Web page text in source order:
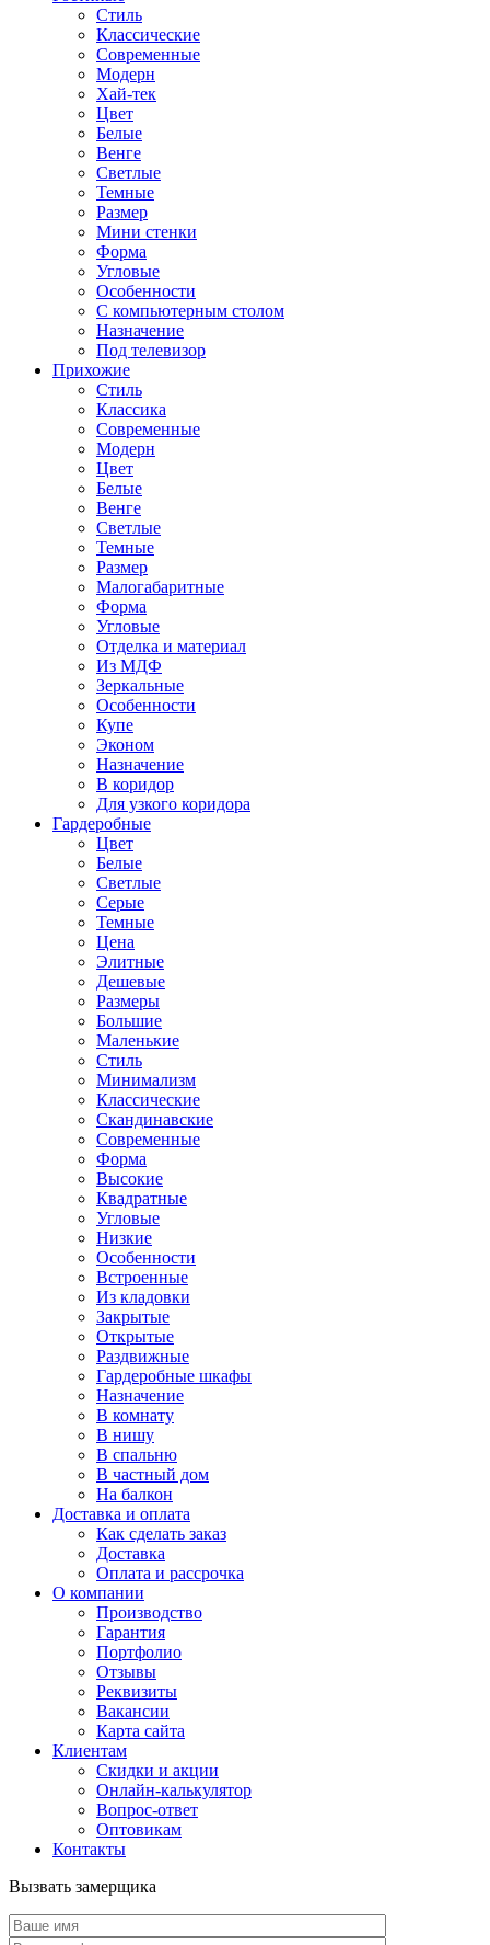
Стиль
Классические
Современные
Модерн
Хай-тек
Цвет
Белые
Венге
Светлые
Темные
Размер
Мини стенки
Форма
Угловые
Особенности
С компьютерным столом
Назначение
Под телевизор
Прихожие
Стиль
Классика
Современные
Модерн
Цвет
Белые
Венге
Светлые
Темные
Размер
Малогабаритные
Форма
Угловые
Отделка и материал
Из МДФ
Зеркальные
Особенности
Купе
Эконом
Назначение
В коридор
Для узкого коридора
Гардеробные
Цвет
Белые
Светлые
Серые
Темные
Цена
Элитные
Дешевые
Размеры
Большие
Маленькие
Стиль
Минимализм
Классические
Скандинавские
Современные
Форма
Высокие
Квадратные
Угловые
Низкие
Особенности
Встроенные
Из кладовки
Закрытые
Открытые
Раздвижные
Гардеробные шкафы
Назначение
В комнату
В нишу
В спальню
В частный дом
На балкон
Доставка и оплата
Как сделать заказ
Доставка
Оплата и рассрочка
О компании
Производство
Гарантия
Портфолио
Отзывы
Реквизиты
Вакансии
Карта сайта
Клиентам
Скидки и акции
Онлайн-калькулятор
Вопрос-ответ
Оптовикам
Контакты
Вызвать замерщика